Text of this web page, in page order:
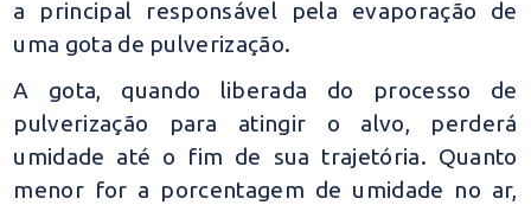
a principal responsável pela evaporação de
uma gota de pulverização.
A gota, quando liberada do processo de
pulverização para atingir o alvo, perderá
umidade até o fim de sua trajetória. Quanto
menor for a porcentagem de umidade no ar,